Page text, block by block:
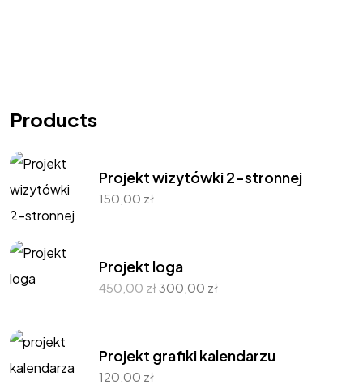
Products
Projekt wizytówki 2-stronnej
150,00 zł
Projekt loga
450,00zł300,00 zł
Projekt grafiki kalendarzu
120,00 zł